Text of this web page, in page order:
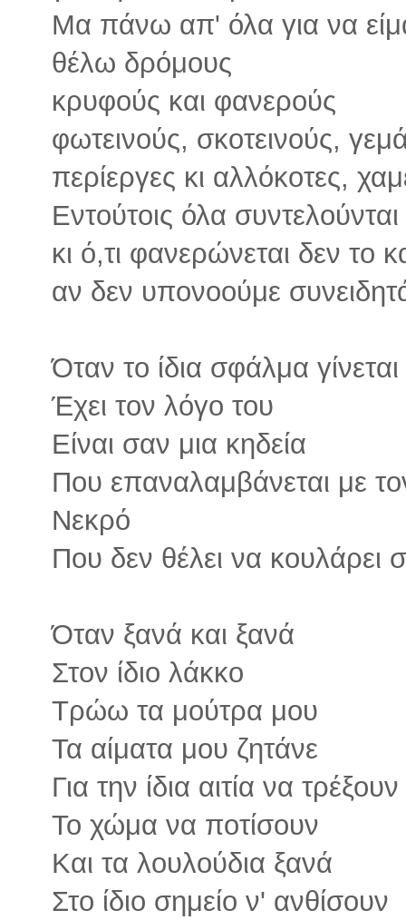
Μα πάνω απ' όλα για να
θέλω δρόμους
κρυφούς και φανερούς
φωτεινούς, σκοτεινούς,
περίεργες κι αλλόκοτες,
Εντούτοις όλα
κι ό,τι φανερώνεται δεν το
αν δεν υπονοούμε
Όταν το ίδια σφάλμα γίνεται
Έχει τον λόγο του
Είναι σαν μια κηδεία
Που επαναλαμβάνεται με
Νεκρό
Που δεν θέλει να κουλάρει
Όταν ξανά και ξανά
Στον ίδιο λάκκο
Τρώω τα μούτρα μου
Τα αίματα μου ζητάνε
Για την ίδια αιτία να τρέξουν
Το χώμα να ποτίσουν
Και τα λουλούδια ξανά
Στο ίδιο σημείο ν' ανθίσουν